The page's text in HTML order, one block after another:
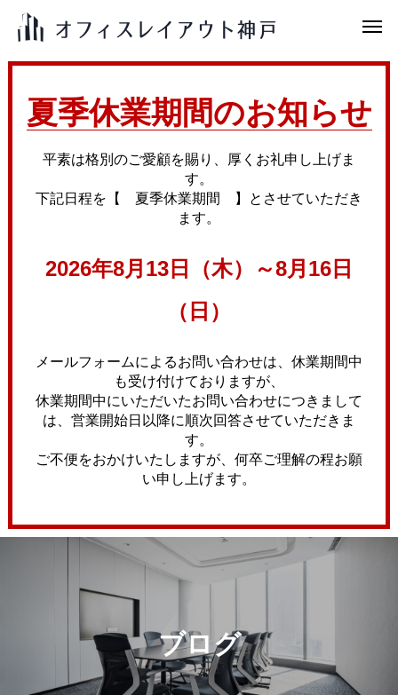
夏季休業期間のお知らせ
平素は格別のご愛顧を賜り、厚くお礼申し上げま
す。
下記日程を【 夏季休業期間 】とさせていただき
ます。
2026年8月13日（木）～8月16日
（日）
メールフォームによるお問い合わせは、休業期間中
も受け付けておりますが、
休業期間中にいただいたお問い合わせにつきまして
は、営業開始日以降に順次回答させていただきま
す。
ご不便をおかけいたしますが、何卒ご理解の程お願
い申し上げます。
ブログ